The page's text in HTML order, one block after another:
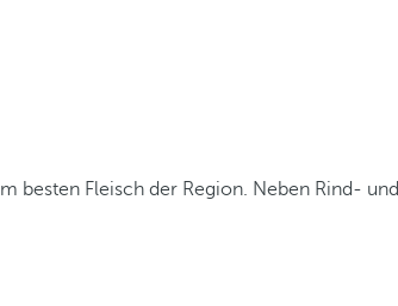
besten Fleisch der Region. Neben Rind- und